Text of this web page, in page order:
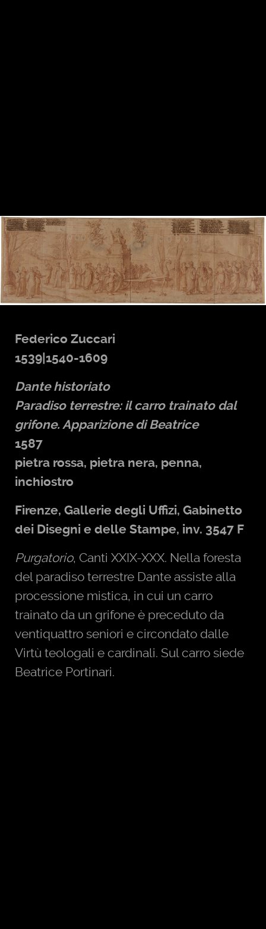
I cieli e le scienze
La Luna e la Grammatica
Mercurio e la Dialettica
Venere e la Retorica
Federico Zuccari
1539|1540-1609
Dante historiato
Paradiso terrestre: il carro trainato dal
grifone. Apparizione di Beatrice
1587
pietra rossa, pietra nera, penna,
inchiostro
Firenze, Gallerie degli Uffizi, Gabinetto
dei Disegni e delle Stampe, inv. 3547 F
Purgatorio, Canti XXIX-XXX. Nella foresta
del paradiso terrestre Dante assiste alla
processione mistica, in cui un carro
trainato da un grifone è preceduto da
ventiquattro seniori e circondato dalle
Virtù teologali e cardinali. Sul carro siede
Beatrice Portinari.